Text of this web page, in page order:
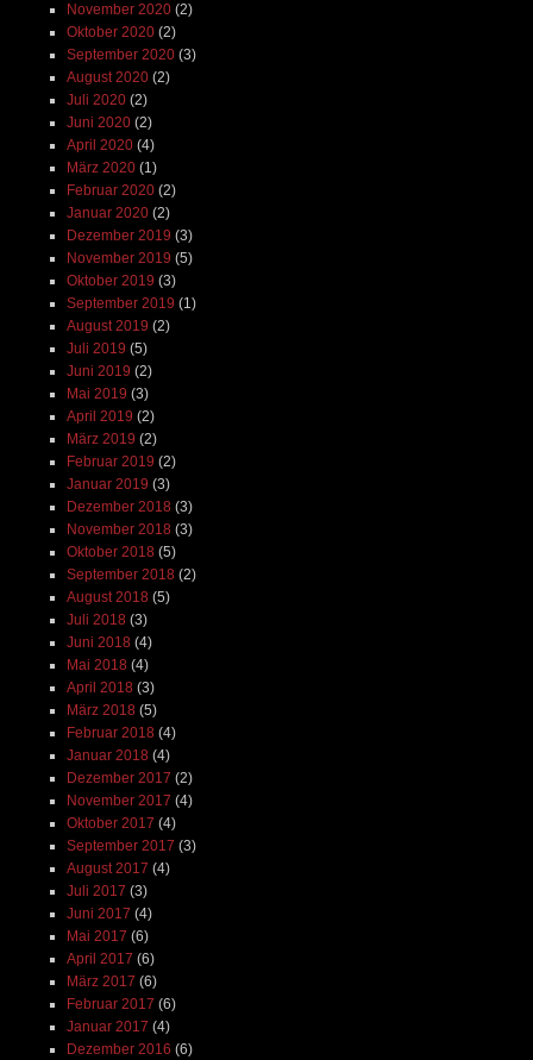
November 2020(2)
Oktober 2020(2)
September 2020(3)
August 2020(2)
Juli 2020(2)
Juni 2020(2)
April 2020(4)
März 2020(1)
Februar 2020(2)
Januar 2020(2)
Dezember 2019 (3)
November 2019 (5)
Oktober 2019 (3)
September 2019 (1)
August 2019 (2)
Juli 2019 (5)
Juni 2019 (2)
Mai 2019 (3)
April 2019 (2)
März 2019 (2)
Februar 2019 (2)
Januar 2019 (3)
Dezember 2018 (3)
November 2018 (3)
Oktober 2018 (5)
September 2018 (2)
August 2018 (5)
Juli 2018 (3)
Juni 2018 (4)
Mai 2018 (4)
April 2018 (3)
März 2018 (5)
Februar 2018 (4)
Januar 2018 (4)
Dezember 2017 (2)
November 2017 (4)
Oktober 2017 (4)
September 2017 (3)
August 2017 (4)
Juli 2017 (3)
Juni 2017 (4)
Mai 2017 (6)
April 2017 (6)
März 2017 (6)
Februar 2017 (6)
Januar 2017 (4)
Dezember 2016 (6)